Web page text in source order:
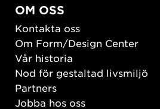
OM OSS
Kontakta oss
Om Form/Design Center
Vår historia
Nod för gestaltad livsmiljö
Partners
Jobba hos oss